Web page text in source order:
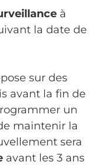
à
la date de
sur des
avant la fin de
un
maintenir la
sera
avant les 3 ans